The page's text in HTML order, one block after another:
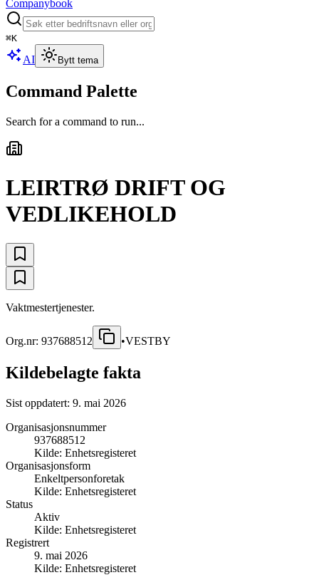
Companybook
⌘K
AI Bytt tema
Command Palette
Search for a command to run...
LEIRTRØ DRIFT OG
VEDLIKEHOLD
Vaktmestertjenester.
Org.nr: 937688512 •VESTBY
Kildebelagte fakta
Sist oppdatert: 9. mai 2026
Organisasjonsnummer
937688512
Kilde: Enhetsregisteret
Organisasjonsform
Enkeltpersonforetak
Kilde: Enhetsregisteret
Status
Aktiv
Kilde: Enhetsregisteret
Registrert
9. mai 2026
Kilde: Enhetsregisteret